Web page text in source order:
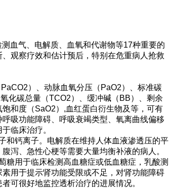
血气、电解质、血氧和代谢物等17种重要的
观察疗效和估计预后，特别在危重病人抢救
）、动脉血氧分压（PaO2）、标准碳
化碳总量（TCO2）、缓冲碱（BB）、剩余
和度（SaO2）,血红蛋白衍生物及等，可有
吸功能障碍、呼吸衰竭类型、氧离曲线偏移
临床治疗。
和钙离子。电解质在维持人体血液渗透压的平
泻、急性心梗等需要大量均衡补液的病人。
糖用于临床检测高血糖症或低血糖症，乳酸测
用于提示肾功能受限或不足，对肾功能障碍
可很好地监控透析治疗的进展情况。